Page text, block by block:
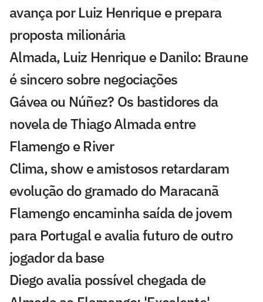
avança por Luiz Henrique e prepara
proposta milionária
Almada, Luiz Henrique e Danilo: Braune
é sincero sobre negociações
Gávea ou Núñez? Os bastidores da
novela de Thiago Almada entre
Flamengo e River
Clima, show e amistosos retardaram
evolução do gramado do Maracanã
Flamengo encaminha saída de jovem
para Portugal e avalia futuro de outro
jogador da base
Diego avalia possível chegada de